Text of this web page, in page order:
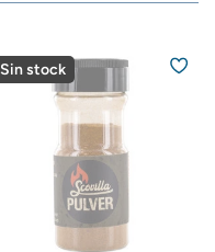
Sin stock